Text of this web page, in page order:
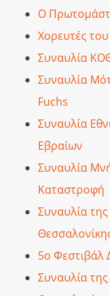
Ο
Χορευτές
Συναυλία
Συναυλία
Fuchs
Συναυλία
Εβραίων
Συναυλία
Καταστροφή
Συναυλία
5ο Φεστιβάλ
Συναυλία